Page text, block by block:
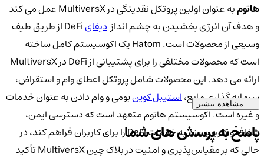
هاتوم
به عنوان اولین پروتکل نقدینگی در MultiversX عمل می کند
و هدف آن انرژی بخشیدن به چشم اندازدیفای
DeFi از طریق طیف
وسیعی از محصولات است. Hatom یک اکوسیستم کامل ساخته
است که محصولات مختلفی را برای پشتیبانی از DeFi در MultiversX
ارائه می دهد. این محصولات شامل پروتکل اعطای وام و استقراض،
سرمایه گذاری مایع،استیبل کوینبومی و وام دادن به عنوان خدمات
و غیره است. اکوسیستم هاتوم متعهد است که دسترسی ایمن،
شفاف و کاربرپسند به خدمات DeFi را برای کاربران فراهم کند، در
حالی که بر مقیاس‌پذیری و امنیت در بلاک چین MultiversX تأکید
مشاهده بیشتر
پاسخ به پرسش های شما